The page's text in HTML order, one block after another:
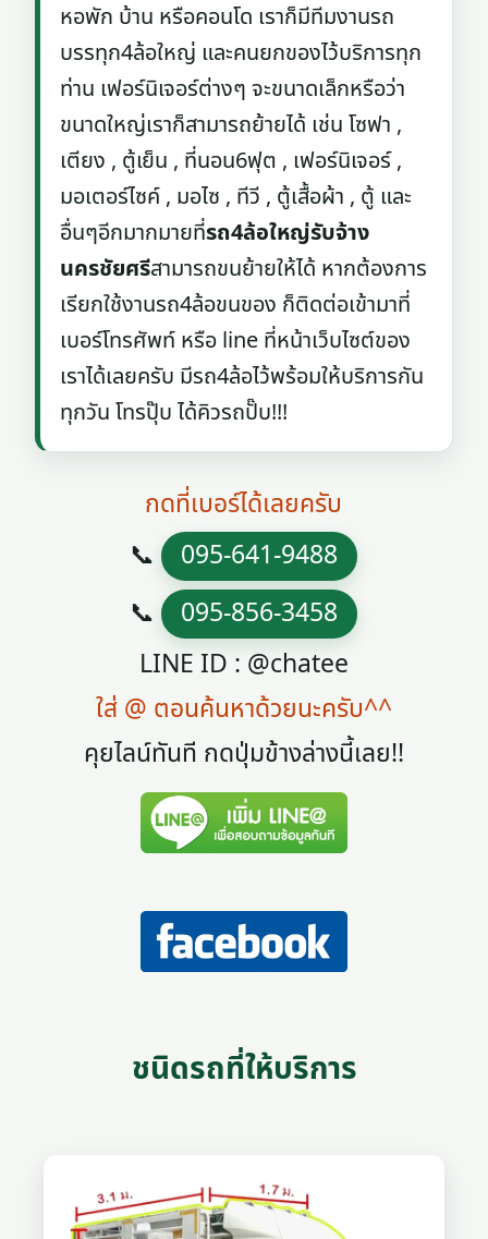
หอพัก บ้าน หรือคอนโด เราก็มีทีมงานรถ
บรรทุก4ล้อใหญ่ และคนยกของไว้บริการทุก
ท่าน เฟอร์นิเจอร์ต่างๆ จะขนาดเล็กหรือว่า
ขนาดใหญ่เราก็สามารถย้ายได้ เช่น โซฟา ,
เตียง , ตู้เย็น , ที่นอน6ฟุต , เฟอร์นิเจอร์ ,
มอเตอร์ไซค์ , มอไซ , ทีวี , ตู้เสื้อผ้า , ตู้ และ
อื่นๆอีกมากมายที่รถ4ล้อใหญ่รับจ้าง
นครชัยศรีสามารถขนย้ายให้ได้ หากต้องการ
เรียกใช้งานรถ4ล้อขนของ ก็ติดต่อเข้ามาที่
เบอร์โทรศัพท์ หรือ line ที่หน้าเว็บไซต์ของ
เราได้เลยครับ มีรถ4ล้อไว้พร้อมให้บริการกัน
ทุกวัน โทรปุ๊บ ได้คิวรถปั๊บ!!!
กดที่เบอร์ได้เลยครับ
📞 095-641-9488
📞 095-856-3458
LINE ID : @chatee
ใส่ @ ตอนค้นหาด้วยนะครับ^^
คุยไลน์ทันที กดปุ่มข้างล่างนี้เลย!!
ชนิดรถที่ให้บริการ